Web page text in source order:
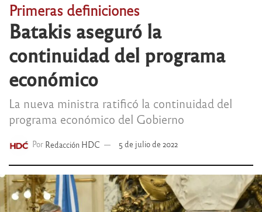
Primeras definiciones
Batakis aseguró la
continuidad del programa
económico
La nueva ministra ratificó la continuidad del
programa económico del Gobierno
Por Redacción HDC 5 de julio de 2022